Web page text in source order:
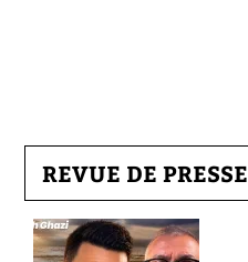
REVUE DE PRESSE